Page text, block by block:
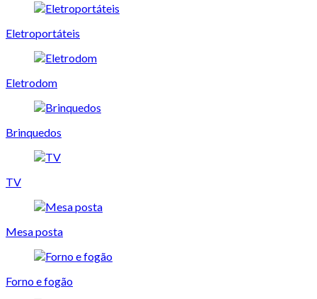
Eletroportáteis
Eletrodom
Brinquedos
TV
Mesa posta
Forno e fogão